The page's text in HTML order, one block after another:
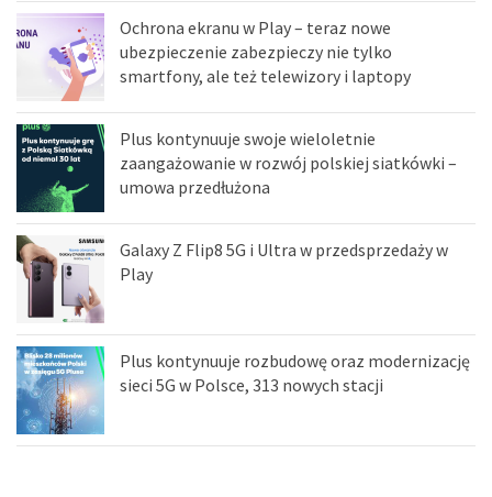
Ochrona ekranu w Play – teraz nowe
ubezpieczenie zabezpieczy nie tylko
smartfony, ale też telewizory i laptopy
Plus kontynuuje swoje wieloletnie
zaangażowanie w rozwój polskiej siatkówki –
umowa przedłużona
Galaxy Z Flip8 5G i Ultra w przedsprzedaży w
Play
Plus kontynuuje rozbudowę oraz modernizację
sieci 5G w Polsce, 313 nowych stacji